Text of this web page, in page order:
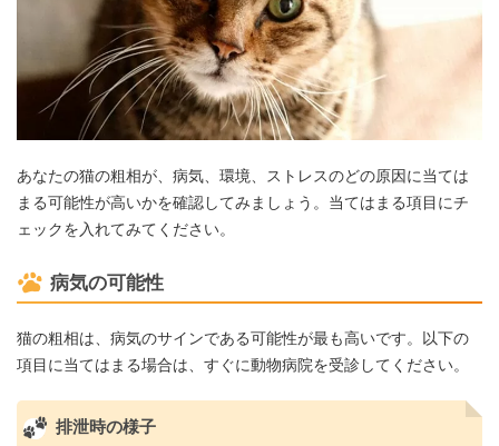
あなたの猫の粗相が、病気、環境、ストレスのどの原因に当ては
まる可能性が高いかを確認してみましょう。当てはまる項目にチ
ェックを入れてみてください。
病気の可能性
猫の粗相は、病気のサインである可能性が最も高いです。以下の
項目に当てはまる場合は、すぐに動物病院を受診してください。
排泄時の様子